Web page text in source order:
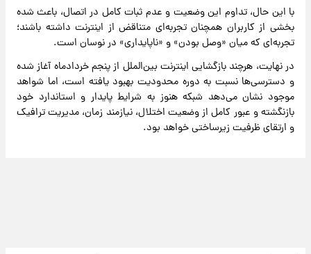
با این حال، تداوم این وضعیت و عدم ثبات کامل در اتصال، باعث شده
بخشی از کاربران همچنان تجربه‌ای متناقض از اینترنت داشته باشند؛
تجربه‌ای که میان «وصل بودن» و «ناپایداری» در نوسان است.
در نهایت، هرچند بازگشایی اینترنت بین‌الملل از پنجم خردادماه آغاز شده
و دسترسی‌ها نسبت به دوره محدودیت بهبود یافته است، اما شواهد
موجود نشان می‌دهد شبکه هنوز به شرایط پایدار و استاندارد خود
بازنگشته و عبور کامل از وضعیت اختلال، نیازمند زمان، مدیریت ترافیک
و ارتقای ظرفیت زیرساختی خواهد بود.